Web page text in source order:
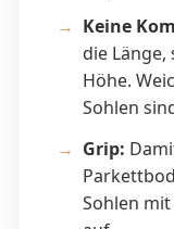
Keine
die
Höhe.
Sohlen
Grip:
Sohlen